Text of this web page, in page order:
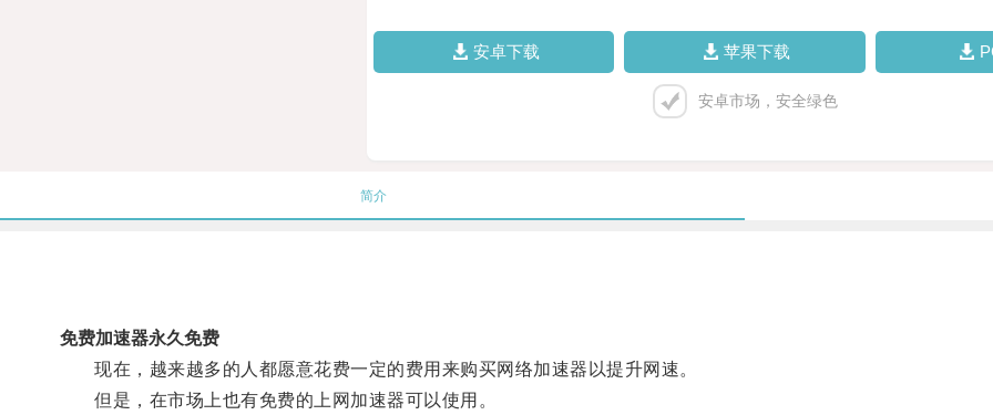
安卓下载 苹果下载
安卓市场，安全绿色
简介
免费加速器永久免费
现在，越来越多的人都愿意花费一定的费用来购买网络加速器以提升网速。
但是，在市场上也有免费的上网加速器可以使用。